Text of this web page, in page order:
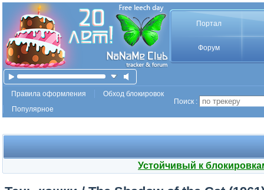
Портал
Форум
Правила оформления
Обход блокировок
Популярное
Поиск :
Устойчивый к